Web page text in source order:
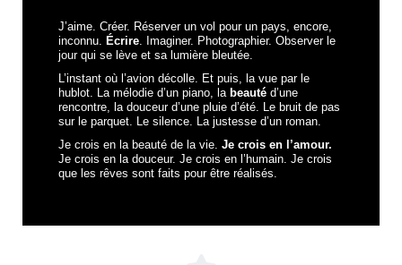
J’aime. Créer. Réserver un vol pour un pays, encore,
inconnu.
Écrire . Imaginer. Photographier. Observer le
jour qui se lève et sa lumière bleutée.
L’instant où l’avion décolle. Et puis, la vue par le
hublot. La mélodie d’un piano, la beauté d’une
rencontre, la douceur d’une pluie d’été. Le bruit de pas
sur le parquet. Le silence. La justesse d’un roman.
Je crois en la beauté de la vie. Je crois en l’amour.
Je crois en la douceur. Je crois en l’humain. Je crois
que les rêves sont faits pour être réalisés.